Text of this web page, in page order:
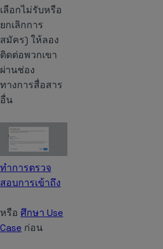
เลือกไม่รับหรือ
ยกเลิกการ
สมัคร) ให้ลอง
ติดต่อพวกเขา
ผ่านช่อง
ทางการสื่อสาร
อื่น
ทำการตรวจ
สอบการเข้าถึง
หรือ ศึกษา Use
Case ก่อน